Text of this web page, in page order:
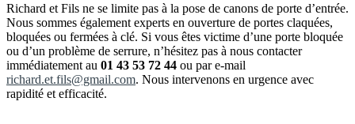
Richard et Fils ne se limite pas à la pose de canons de porte d’entrée.
Nous sommes également experts en ouverture de portes claquées,
bloquées ou fermées à clé. Si vous êtes victime d’une porte bloquée
ou d’un problème de serrure, n’hésitez pas à nous contacter
immédiatement au 01 43 53 72 44 ou par e-mail
richard.et.fils@gmail.com. Nous intervenons en urgence avec
rapidité et efficacité.